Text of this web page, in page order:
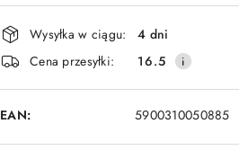
Dostępność
i
dostawa
Wysyłka w ciągu:
4 dni
Cena przesyłki:
16.5
EAN: 5900310050885